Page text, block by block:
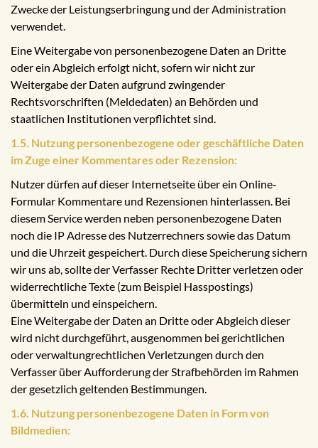
Zwecke der Leistungserbringung und der Administration
verwendet.
Eine Weitergabe von personenbezogene Daten an Dritte
oder ein Abgleich erfolgt nicht, sofern wir nicht zur
Weitergabe der Daten aufgrund zwingender
Rechtsvorschriften (Meldedaten) an Behörden und
staatlichen Institutionen verpflichtet sind.
1.5. Nutzung personenbezogene oder geschäftliche Daten
im Zuge einer Kommentares oder Rezension:
Nutzer dürfen auf dieser Internetseite über ein Online-
Formular Kommentare und Rezensionen hinterlassen. Bei
diesem Service werden neben personenbezogene Daten
noch die IP Adresse des Nutzerrechners sowie das Datum
und die Uhrzeit gespeichert. Durch diese Speicherung sichern
wir uns ab, sollte der Verfasser Rechte Dritter verletzen oder
widerrechtliche Texte (zum Beispiel Hasspostings)
übermitteln und einspeichern.
Eine Weitergabe der Daten an Dritte oder Abgleich dieser
wird nicht durchgeführt, ausgenommen bei gerichtlichen
oder verwaltungrechtlichen Verletzungen durch den
Verfasser über Aufforderung der Strafbehörden im Rahmen
der gesetzlich geltenden Bestimmungen.
1.6. Nutzung personenbezogene Daten in Form von
Bildmedien: